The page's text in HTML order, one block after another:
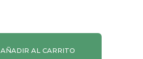
AÑADIR AL CARRITO